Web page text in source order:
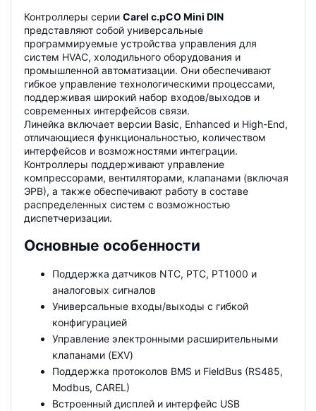
Контроллеры серии Carel c.pCO Mini DIN
представляют собой универсальные
программируемые устройства управления для
систем HVAC, холодильного оборудования и
промышленной автоматизации. Они обеспечивают
гибкое управление технологическими процессами,
поддерживая широкий набор входов/выходов и
современных интерфейсов связи.
Линейка включает версии Basic, Enhanced и High-End,
отличающиеся функциональностью, количеством
интерфейсов и возможностями интеграции.
Контроллеры поддерживают управление
компрессорами, вентиляторами, клапанами (включая
ЭРВ), а также обеспечивают работу в составе
распределенных систем с возможностью
диспетчеризации.
Основные особенности
Поддержка датчиков NTC, PTC, PT1000 и
аналоговых сигналов
Универсальные входы/выходы с гибкой
конфигурацией
Управление электронными расширительными
клапанами (EXV)
Поддержка протоколов BMS и FieldBus (RS485,
Modbus, CAREL)
Встроенный дисплей и интерфейс USB